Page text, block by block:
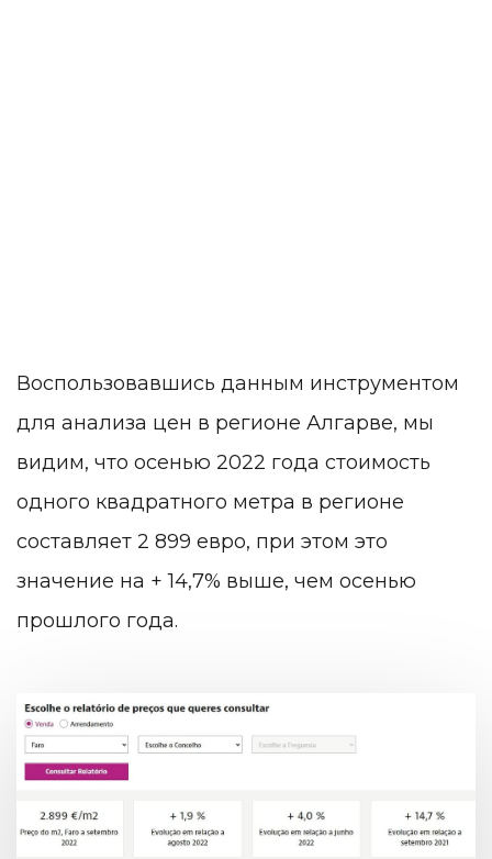
Воспользовавшись данным инструментом
для анализа цен в регионе Алгарве, мы
видим, что осенью 2022 года стоимость
одного квадратного метра в регионе
составляет 2 899 евро, при этом это
значение на + 14,7% выше, чем осенью
прошлого года.